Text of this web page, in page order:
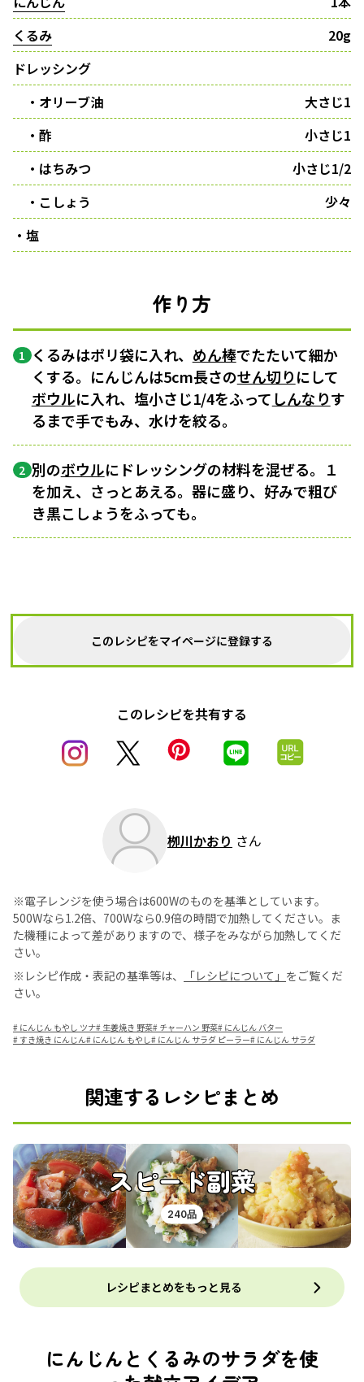
くるみ
20g
ドレッシング
・オリーブ油
大さじ1
・酢
小さじ1
・はちみつ
小さじ1/2
・こしょう
少々
・塩
作り方
1 くるみはポリ袋に入れ、 めん棒でたたいて細か
くする。にんじんは5cm長さのせん切りにして
ボウルに入れ、塩小さじ1/4をふって しんなりす
るまで手でもみ、水けを絞る。
2 別のボウルにドレッシングの材料を混ぜる。１
を加え、さっとあえる。器に盛り、好みで粗び
き黒こしょうをふっても。
このレシピをマイページに登録する
このレシピを共有する
栁川かおり さん
※電子レンジを使う場合は600Wのものを基準としています。
500Wなら1.2倍、700Wなら0.9倍の時間で加熱してください。ま
た機種によって差がありますので、様子をみながら加熱してくだ
さい。
※レシピ作成・表記の基準等は、
「レシピについて」 をご覧くだ
さい。
# にんじん もやし ツナ# 生姜焼き 野菜# チャーハン 野菜# にんじん バター
#すき焼き にんじん# にんじん もやし# にんじん サラダ ピーラー# にんじん サラダ
関連するレシピまとめ
スピード副菜
240品
レシピまとめをもっと見る
にんじんとくるみのサラダを使